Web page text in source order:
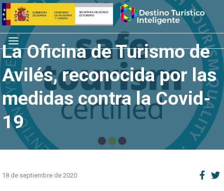
Saltar
al
contenido
Inicio
Menú
La Oficina de Turismo de
Avilés, reconocida por las
medidas contra la Covid-
19
18 de septiembre de 2020